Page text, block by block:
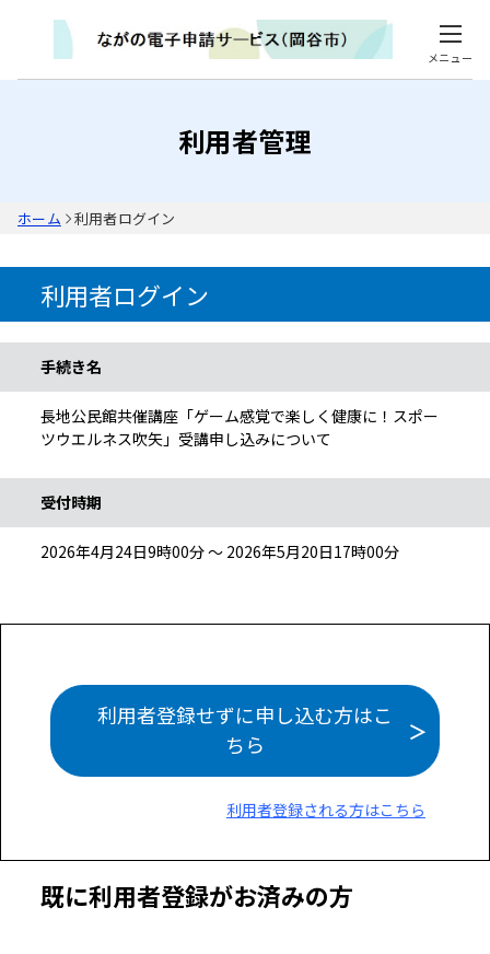
メニュー
利用者管理
ホーム 利用者ログイン
利用者ログイン
手続き名
長地公民館共催講座「ゲーム感覚で楽しく健康に！スポー
ツウエルネス吹矢」受講申し込みについて
受付時期
2026年4月24日9時00分 ～ 2026年5月20日17時00分
利用者登録せずに申し込む方はこ
ちら
利用者登録される方はこちら
既に利用者登録がお済みの方